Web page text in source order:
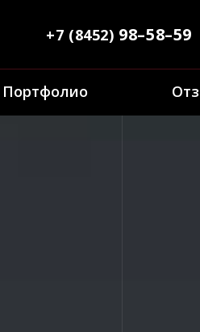
+7 (8452) 98–58–59
Портфолио